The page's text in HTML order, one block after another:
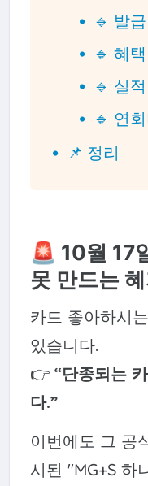
🔹 발
🔹 혜
🔹 실
🔹 연
📌 정리
🚨 10월 17
못 만드는
카드 좋아하시
있습니다.
👉 “단종되는
다.”
이번에도 그 공
시된 "MG+S 하